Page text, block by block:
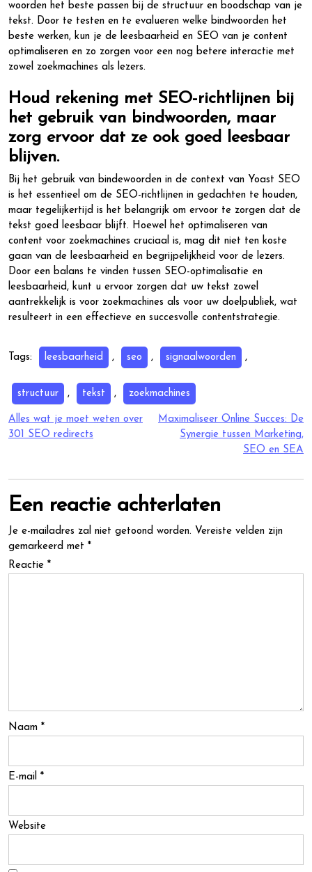
woorden het beste passen bij de structuur en boodschap van je
tekst. Door te testen en te evalueren welke bindwoorden het
beste werken, kun je de leesbaarheid en SEO van je content
optimaliseren en zo zorgen voor een nog betere interactie met
zowel zoekmachines als lezers.
Houd rekening met SEO-richtlijnen bij
het gebruik van bindwoorden, maar
zorg ervoor dat ze ook goed leesbaar
blijven.
Bij het gebruik van bindewoorden in de context van Yoast SEO
is het essentieel om de SEO-richtlijnen in gedachten te houden,
maar tegelijkertijd is het belangrijk om ervoor te zorgen dat de
tekst goed leesbaar blijft. Hoewel het optimaliseren van
content voor zoekmachines cruciaal is, mag dit niet ten koste
gaan van de leesbaarheid en begrijpelijkheid voor de lezers.
Door een balans te vinden tussen SEO-optimalisatie en
leesbaarheid, kunt u ervoor zorgen dat uw tekst zowel
aantrekkelijk is voor zoekmachines als voor uw doelpubliek, wat
resulteert in een effectieve en succesvolle contentstrategie.
Tags: leesbaarheid , seo , signaalwoorden ,
structuur , tekst , zoekmachines
Berichtnavigatie
Alles wat je moet weten over
301 SEO redirects
Maximaliseer Online Succes: De
Synergie tussen Marketing,
SEO en SEA
Een reactie achterlaten
Je e-mailadres zal niet getoond worden. Vereiste velden zijn
gemarkeerd met *
Reactie *
Naam *
E-mail *
Website